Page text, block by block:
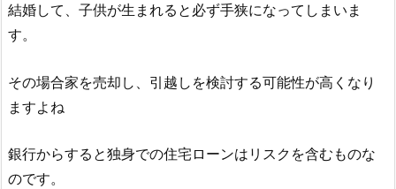
結婚して、子供が生まれると必ず手狭になってしまいま
す。
その場合家を売却し、引越しを検討する可能性が高くなり
ますよね
銀行からすると独身での住宅ローンはリスクを含むものな
のです。